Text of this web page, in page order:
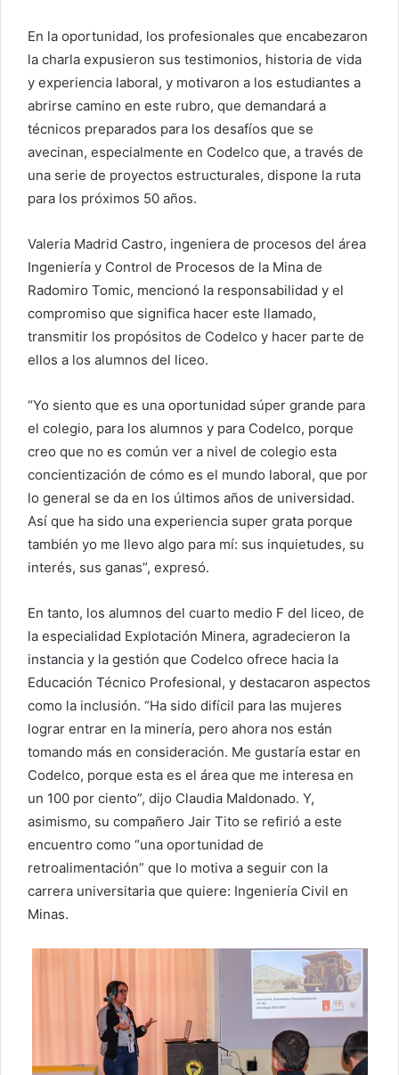
En la oportunidad, los profesionales que encabezaron
la charla expusieron sus testimonios, historia de vida
y experiencia laboral, y motivaron a los estudiantes a
abrirse camino en este rubro, que demandará a
técnicos preparados para los desafíos que se
avecinan, especialmente en Codelco que, a través de
una serie de proyectos estructurales, dispone la ruta
para los próximos 50 años.
Valeria Madrid Castro, ingeniera de procesos del área
Ingeniería y Control de Procesos de la Mina de
Radomiro Tomic, mencionó la responsabilidad y el
compromiso que significa hacer este llamado,
transmitir los propósitos de Codelco y hacer parte de
ellos a los alumnos del liceo.
“Yo siento que es una oportunidad súper grande para
el colegio, para los alumnos y para Codelco, porque
creo que no es común ver a nivel de colegio esta
concientización de cómo es el mundo laboral, que por
lo general se da en los últimos años de universidad.
Así que ha sido una experiencia super grata porque
también yo me llevo algo para mí: sus inquietudes, su
interés, sus ganas”, expresó.
En tanto, los alumnos del cuarto medio F del liceo, de
la especialidad Explotación Minera, agradecieron la
instancia y la gestión que Codelco ofrece hacia la
Educación Técnico Profesional, y destacaron aspectos
como la inclusión. “Ha sido difícil para las mujeres
lograr entrar en la minería, pero ahora nos están
tomando más en consideración. Me gustaría estar en
Codelco, porque esta es el área que me interesa en
un 100 por ciento”, dijo Claudia Maldonado. Y,
asimismo, su compañero Jair Tito se refirió a este
encuentro como “una oportunidad de
retroalimentación” que lo motiva a seguir con la
carrera universitaria que quiere: Ingeniería Civil en
Minas.